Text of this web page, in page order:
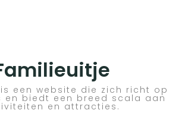
een website die zich richt op
en biedt een breed scala aan
en attracties.